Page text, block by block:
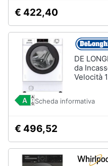
€ 422,40
DE
da
Velocità
Scheda informativa
€ 496,52